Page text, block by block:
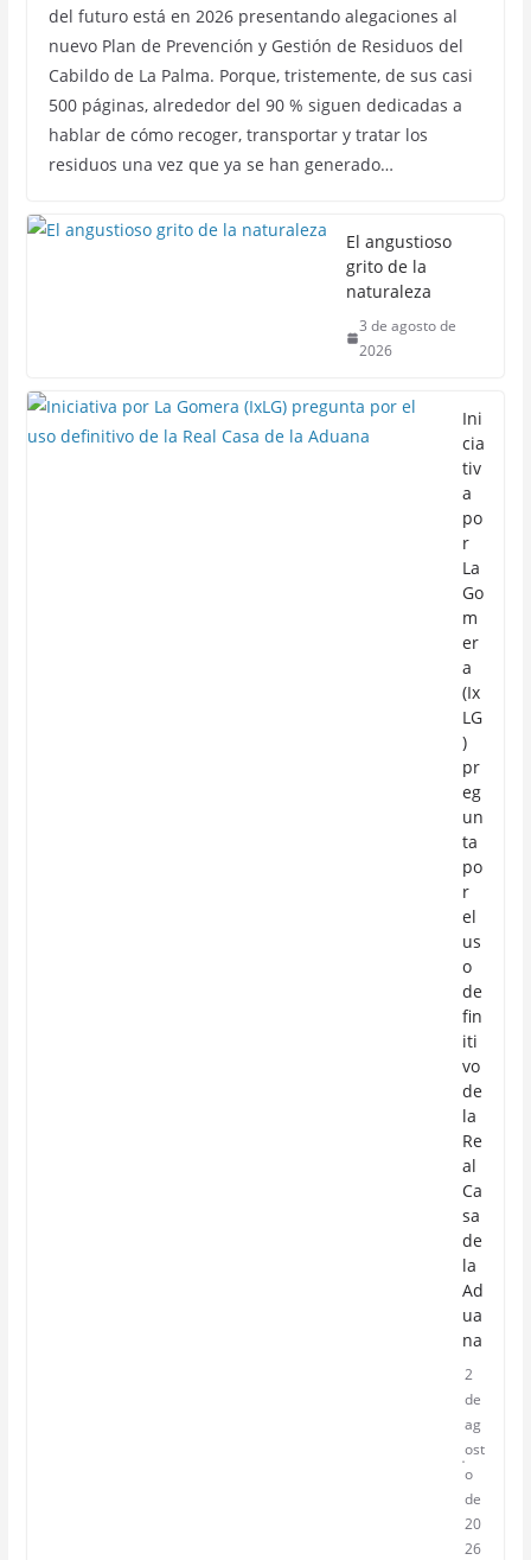
del futuro está en 2026 presentando alegaciones al
nuevo Plan de Prevención y Gestión de Residuos del
Cabildo de La Palma. Porque, tristemente, de sus casi
500 páginas, alrededor del 90 % siguen dedicadas a
hablar de cómo recoger, transportar y tratar los
residuos una vez que ya se han generado…
El angustioso
grito de la
naturaleza
3 de agosto de
2026
Ini
cia
tiv
a
po
r
La
Go
m
er
a
(Ix
LG
)
pr
eg
un
ta
po
r
el
us
o
de
fin
iti
vo
de
la
Re
al
Ca
sa
de
la
Ad
ua
na
2
de
ag
ost
o
de
20
26